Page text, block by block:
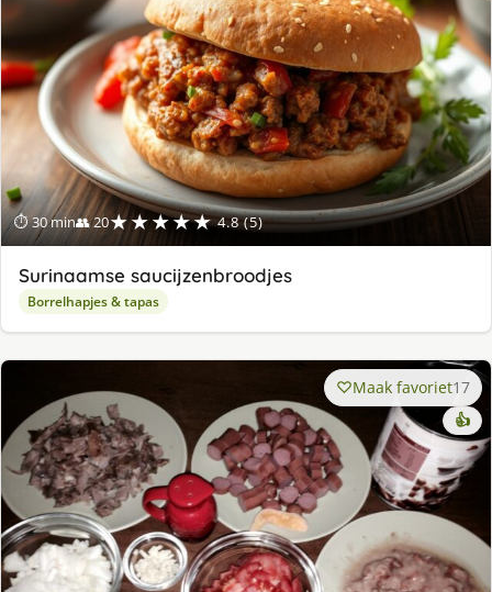
⏱ 30 min👥 20★★★★★ 4.8 (5)
Surinaamse saucijzenbroodjes
Borrelhapjes & tapas
Maak favoriet17
👍